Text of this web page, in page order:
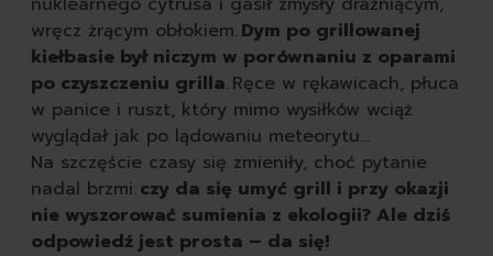
wręcz żrącym obłokiem. Dym po grillowanej
kiełbasie był niczym w porównaniu z oparami
po czyszczeniu grilla. Ręce w rękawicach, płuca
w panice i ruszt, który mimo wysiłków wciąż
wyglądał jak po lądowaniu meteorytu…
Na szczęście czasy się zmieniły, choć pytanie
nadal brzmi: czy da się umyć grill i przy okazji
nie wyszorować sumienia z ekologii? Ale dziś
odpowiedź jest prosta – da się!